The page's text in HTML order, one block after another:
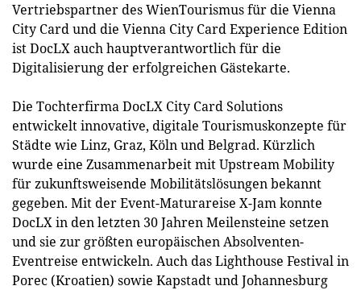
Vertriebspartner des WienTourismus für die Vienna
City Card und die Vienna City Card Experience Edition
ist DocLX auch hauptverantwortlich für die
Digitalisierung der erfolgreichen Gästekarte.
Die Tochterfirma DocLX City Card Solutions
entwickelt innovative, digitale Tourismuskonzepte für
Städte wie Linz, Graz, Köln und Belgrad. Kürzlich
wurde eine Zusammenarbeit mit Upstream Mobility
für zukunftsweisende Mobilitätslösungen bekannt
gegeben. Mit der Event-Maturareise X-Jam konnte
DocLX in den letzten 30 Jahren Meilensteine setzen
und sie zur größten europäischen Absolventen-
Eventreise entwickeln. Auch das Lighthouse Festival in
Porec (Kroatien) sowie Kapstadt und Johannesburg